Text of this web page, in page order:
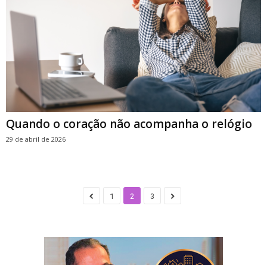
Quando o coração não acompanha o relógio
29 de abril de 2026
1 2 3